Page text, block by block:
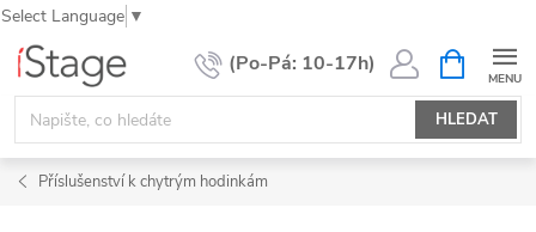
Select Language ▼
Přejít
obsah
HLEDAT
NÁKUPNÍ
KOŠÍK
Příslušenství k chytrým hodinkám